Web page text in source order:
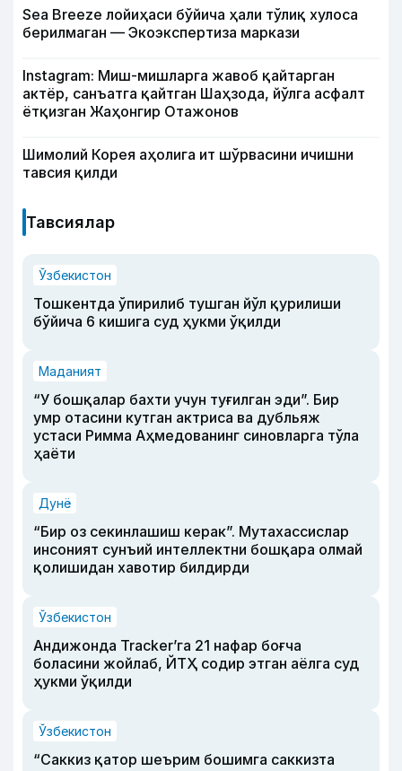
Sea Breeze лойиҳаси бўйича ҳали тўлиқ хулоса
берилмаган — Экоэкспертиза маркази
Instagram: Миш-мишларга жавоб қайтарган
актёр, санъатга қайтган Шаҳзода, йўлга асфалт
ётқизган Жаҳонгир Отажонов
Шимолий Корея аҳолига ит шўрвасини ичишни
тавсия қилди
Тавсиялар
Ўзбекистон
Тошкентда ўпирилиб тушган йўл қурилиши
бўйича 6 кишига суд ҳукми ўқилди
Маданият
“У бошқалар бахти учун туғилган эди”. Бир
умр отасини кутган актриса ва дубльяж
устаси Римма Аҳмедованинг синовларга тўла
ҳаёти
Дунё
“Бир оз секинлашиш керак”. Мутахассислар
инсоният сунъий интеллектни бошқара олмай
қолишидан хавотир билдирди
Ўзбекистон
Андижонда Tracker’га 21 нафар боғча
боласини жойлаб, ЙТҲ содир этган аёлга суд
ҳукми ўқилди
Ўзбекистон
“Саккиз қатор шеърим бошимга саккизта